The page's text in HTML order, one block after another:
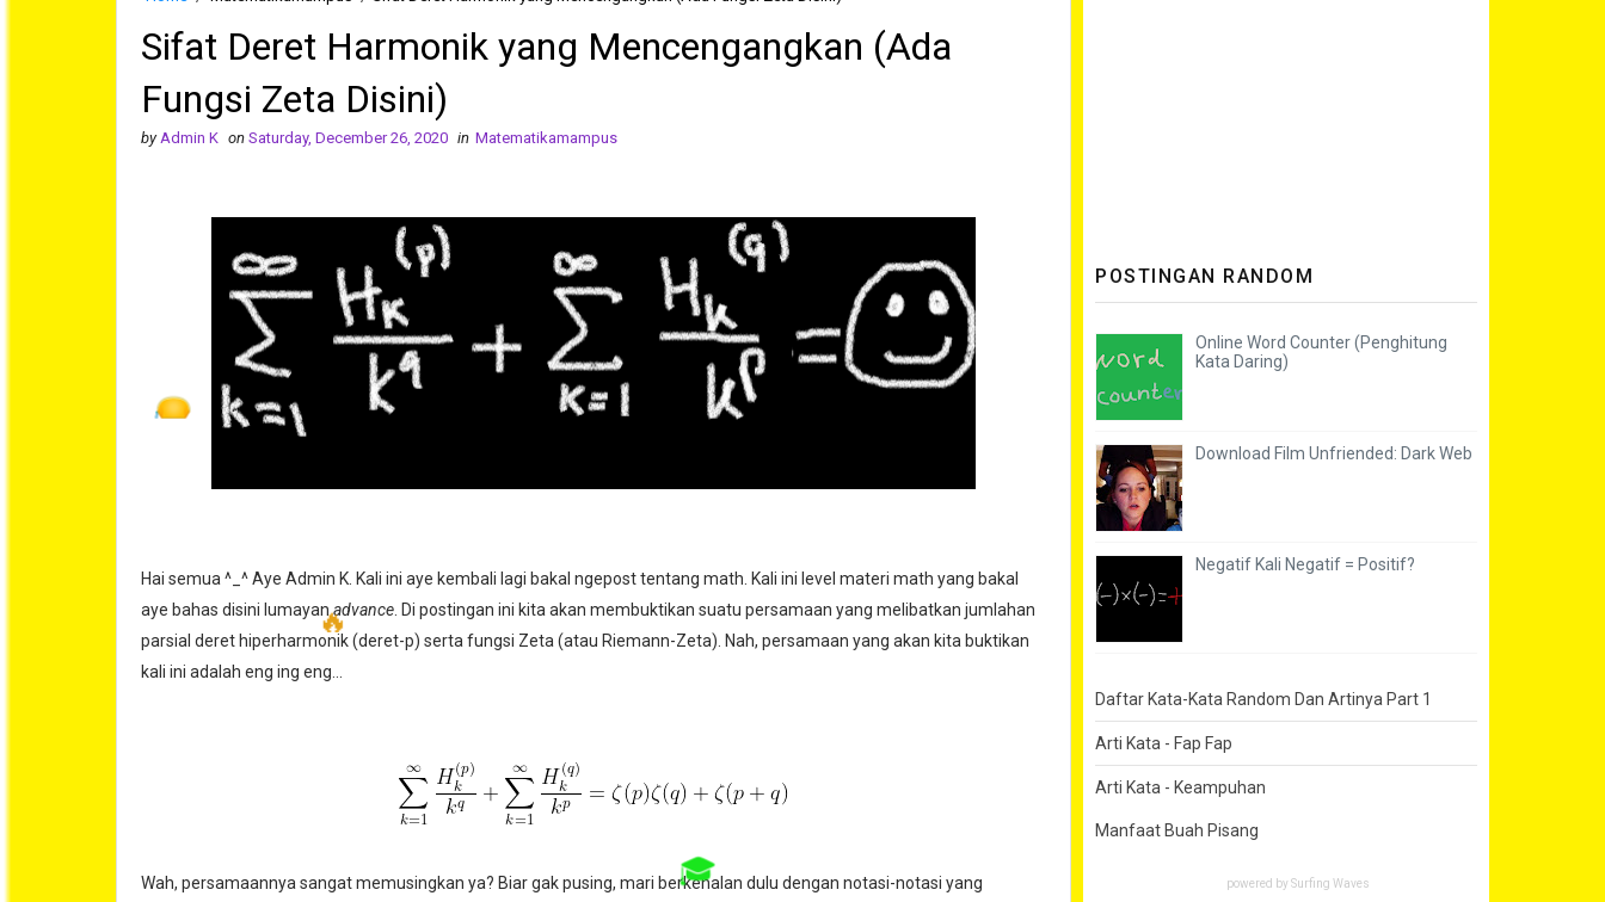
Sifat Deret Harmonik yang Mencengangkan (Ada
Fungsi Zeta Disini)
by Admin K on Saturday, December 26, 2020 in Matematikamampus
Hai semua ^_^ Aye Admin K. Kali ini aye kembali lagi bakal ngepost tentang math. Kali ini level materi math yang bakal
aye bahas disini lumayanadvance . Di postingan ini kita akan membuktikan suatu persamaan yang melibatkan jumlahan
parsial deret hiperharmonik (deret-p) serta fungsi Zeta (atau Riemann-Zeta). Nah, persamaan yang akan kita buktikan
kali ini adalah eng ing eng...
Wah, persamaannya sangat memusingkan ya? Biar gak pusing, mari berkenalan dulu dengan notasi-notasi yang
POSTINGAN RANDOM
Online Word Counter (Penghitung
Kata Daring)
Download Film Unfriended: Dark Web
Negatif Kali Negatif = Positif?
Daftar Kata-Kata Random Dan Artinya Part 1
Arti Kata - Fap Fap
Arti Kata - Keampuhan
Manfaat Buah Pisang
powered by Surfing Waves